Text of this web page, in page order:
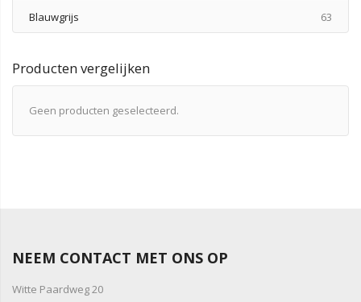
Blauwgrijs 63
Producten vergelijken
Geen producten geselecteerd.
NEEM CONTACT MET ONS OP
Witte Paardweg 20